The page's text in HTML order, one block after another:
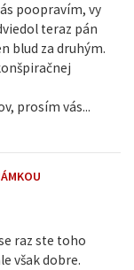
poopravím, vy
teraz pán
blud za druhým.
prosím vás...
raz ste toho
však dobre.